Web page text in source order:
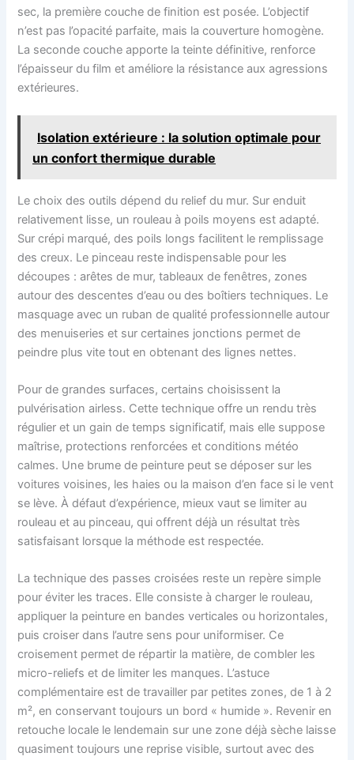
sec, la première couche de finition est posée. L’objectif
n’est pas l’opacité parfaite, mais la couverture homogène.
La seconde couche apporte la teinte définitive, renforce
l’épaisseur du film et améliore la résistance aux agressions
extérieures.
Isolation extérieure : la solution optimale pour
un confort thermique durable
Le choix des outils dépend du relief du mur. Sur enduit
relativement lisse, un rouleau à poils moyens est adapté.
Sur crépi marqué, des poils longs facilitent le remplissage
des creux. Le pinceau reste indispensable pour les
découpes : arêtes de mur, tableaux de fenêtres, zones
autour des descentes d’eau ou des boîtiers techniques. Le
masquage avec un ruban de qualité professionnelle autour
des menuiseries et sur certaines jonctions permet de
peindre plus vite tout en obtenant des lignes nettes.
Pour de grandes surfaces, certains choisissent la
pulvérisation airless. Cette technique offre un rendu très
régulier et un gain de temps significatif, mais elle suppose
maîtrise, protections renforcées et conditions météo
calmes. Une brume de peinture peut se déposer sur les
voitures voisines, les haies ou la maison d’en face si le vent
se lève. À défaut d’expérience, mieux vaut se limiter au
rouleau et au pinceau, qui offrent déjà un résultat très
satisfaisant lorsque la méthode est respectée.
La technique des passes croisées reste un repère simple
pour éviter les traces. Elle consiste à charger le rouleau,
appliquer la peinture en bandes verticales ou horizontales,
puis croiser dans l’autre sens pour uniformiser. Ce
croisement permet de répartir la matière, de combler les
micro-reliefs et de limiter les manques. L’astuce
complémentaire est de travailler par petites zones, de 1 à 2
m², en conservant toujours un bord « humide ». Revenir en
retouche locale le lendemain sur une zone déjà sèche laisse
quasiment toujours une reprise visible, surtout avec des